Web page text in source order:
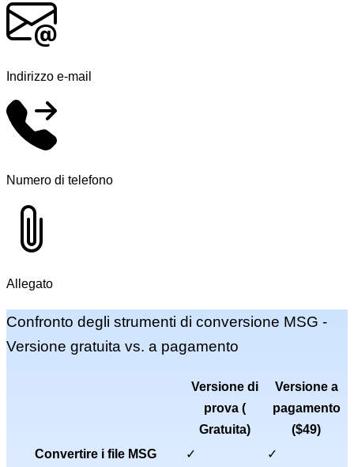
Indirizzo e-mail
Numero di telefono
Allegato
Confronto degli strumenti di conversione MSG -
Versione gratuita vs. a pagamento
Versione di
prova (
Gratuita)
Versione a
pagamento
($49)
Convertire i file MSG
✓
✓